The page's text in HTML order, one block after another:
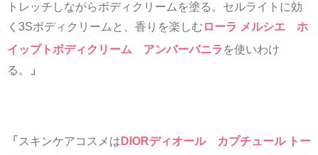
トレッチしながらボディクリームを塗る。セルライトに効
く3Sボディクリームと、香りを楽しむ ローラ メルシエ ホ
イップトボディクリーム アンバーバニラ を使いわけ
る。
」
「 スキンケアコスメは DIORディオール カプチュール トー